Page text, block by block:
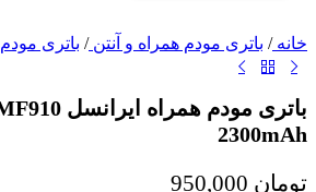
خانه/ باتری مودم همراه و آنتن/ باتری مودم ZTE
2300mAh
تومان